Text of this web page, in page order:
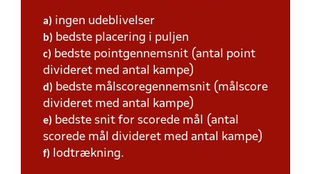
a) ingen udeblivelser
b) bedste placering i puljen
c) bedste pointgennemsnit (antal point
divideret med antal kampe)
d) bedste målscoregennemsnit (målscore
divideret med antal kampe)
e) bedste snit for scorede mål (antal
scorede mål divideret med antal kampe)
f) lodtrækning.